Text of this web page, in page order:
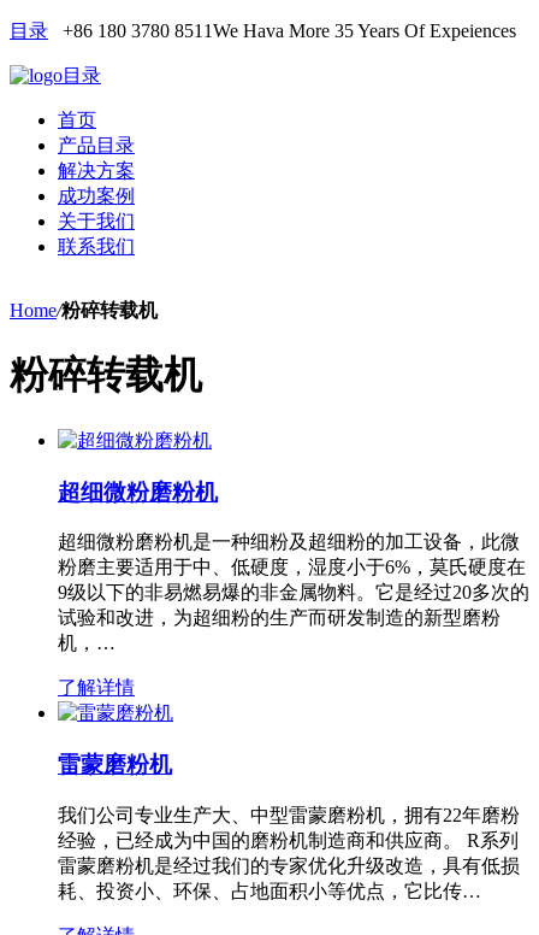
目录 +86 180 3780 8511We Hava More 35 Years Of Expeiences
目录
首页
产品目录
解决方案
成功案例
关于我们
联系我们
Home/粉碎转载机
粉碎转载机
超细微粉磨粉机
超细微粉磨粉机是一种细粉及超细粉的加工设备，此微
粉磨主要适用于中、低硬度，湿度小于6%，莫氏硬度在
9级以下的非易燃易爆的非金属物料。它是经过20多次的
试验和改进，为超细粉的生产而研发制造的新型磨粉
机，…
了解详情
雷蒙磨粉机
我们公司专业生产大、中型雷蒙磨粉机，拥有22年磨粉
经验，已经成为中国的磨粉机制造商和供应商。 R系列
雷蒙磨粉机是经过我们的专家优化升级改造，具有低损
耗、投资小、环保、占地面积小等优点，它比传…